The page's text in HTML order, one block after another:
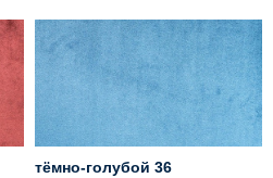
тёмно-голубой 36